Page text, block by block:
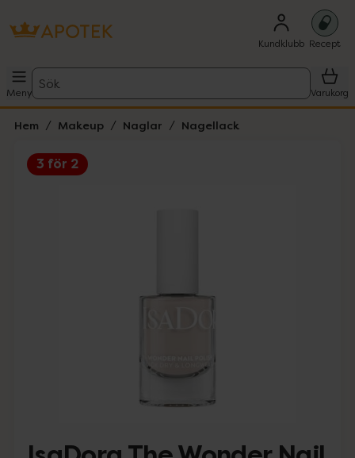
Kundklubb Recept
Meny
Sök
Varukorg
Hem Makeup Naglar Nagellack
3 för 2